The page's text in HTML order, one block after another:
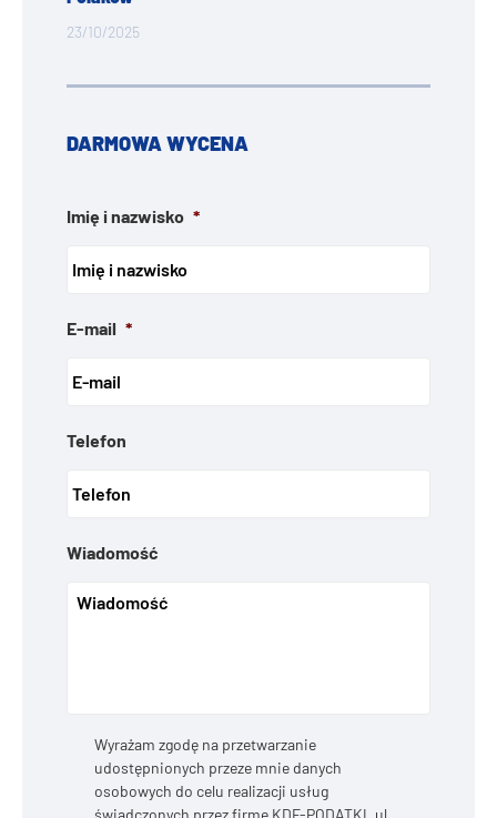
23/10/2025
DARMOWA WYCENA
Imię i nazwisko *
E-mail *
Telefon
Wiadomość
Prywatność *
Wyrażam zgodę na przetwarzanie
udostępnionych przeze mnie danych
osobowych do celu realizacji usług